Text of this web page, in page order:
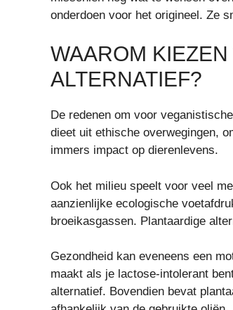
onderdoen voor het origineel. Ze
WAAROM
ALTERNATIEF?
De redenen om voor
dieet uit ethische overwegingen,
immers impact op dierenlevens.
Ook het milieu speelt voor veel
aanzienlijke ecologische
broeikasgassen. Plantaardige
Gezondheid kan eveneens een
maakt als je lactose-intolerant
alternatief. Bovendien bevat